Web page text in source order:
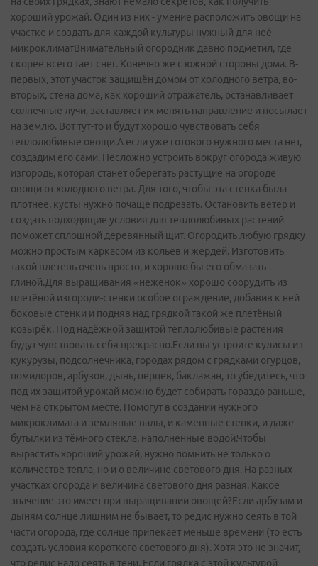
хороший урожай. Один из них - умение расположить овощи на
участке и создать для каждой культуры нужный для неё
микроклиматВнимательный огородник давно подметил, где
скорее всего тает снег. Конечно же с южной стороны дома. В-
первых, этот участок защищён домом от холодного ветра, во-
вторых, стена дома, как хороший отражатель, останавливает
солнечные лучи, заставляет их менять направление и посылает
на землю. Вот тут-то и будут хорошо чувствовать себя
теплолюбивые овощи.А если уже готового нужного места нет,
создадим его сами. Несложно устроить вокруг огорода живую
изгородь, которая станет оберегать растущие на огороде
овощи от холодного ветра. Для того, чтобы эта стенка была
плотнее, кусты нужно почаще подрезать. Остановить ветер и
создать подходящие условия для теплолюбивых растений
поможет сплошной деревянный щит. Огородить любую грядку
можно простым каркасом из кольев и жердей. Изготовить
такой плетень очень просто, и хорошо бы его обмазать
глиной.Для выращивания «неженок» хорошо соорудить из
плетёной изгороди-стенки особое ограждение, добавив к ней
боковые стенки и подняв над грядкой такой же плетёный
козырёк. Под надёжной защитой теплолюбивые растения
будут чувствовать себя прекрасно.Если вы устроите кулисы из
кукурузы, подсолнечника, городах рядом с грядками огурцов,
помидоров, арбузов, дынь, перцев, баклажан, то убедитесь, что
под их защитой урожай можно будет собирать гораздо раньше,
чем на открытом месте. Помогут в создании нужного
микроклимата и земляные валы, и каменные стенки, и даже
бутылки из тёмного стекла, наполненные водой.Чтобы
вырастить хороший урожай, нужно помнить не только о
количестве тепла, но и о величине светового дня. На разных
участках огорода и величина светового дня разная. Какое
значение это имеет при выращивании овощей?Если арбузам и
дыням солнце лишним не бывает, то редис нужно сеять в той
части огорода, где солнце припекает меньше времени (то есть
создать условия короткого светового дня). Хотя это не значит,
что редис надо сеять в тени. Если грядка с этой культурой